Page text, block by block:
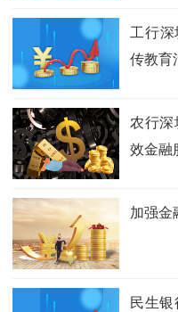
工行深
传教育
农行深
效金融
加强金
民生